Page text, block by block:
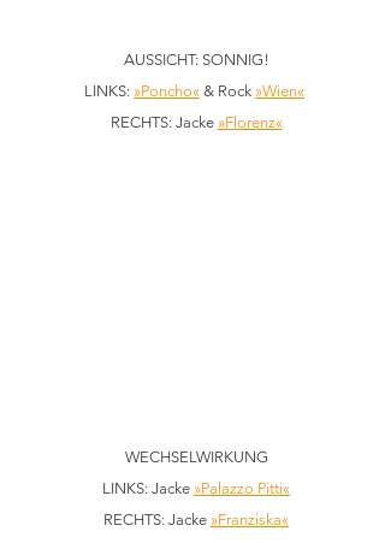
AUSSICHT: SONNIG!
LINKS: »Poncho« & Rock »Wien«
RECHTS: Jacke »Florenz«
WECHSELWIRKUNG
LINKS: Jacke »Palazzo Pitti«
RECHTS: Jacke »Franziska«